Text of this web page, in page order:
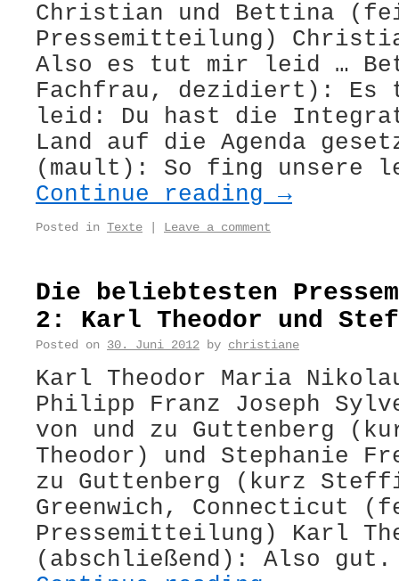
Christian und Bettina
Pressemitteilung)
Also es tut mir leid …
Fachfrau, dezidiert): Es
leid: Du hast die
Land auf die Agenda
(mault): So fing unsere
Continue reading →
Posted in Texte Leave a comment
Die beliebtesten
2: Karl Theodor und
Posted on 30. Juni 2012 by christiane
Karl Theodor Maria
Philipp Franz Joseph
von und zu Guttenberg
Theodor) und Stephanie
zu Guttenberg (kurz
Greenwich, Connecticut
Pressemitteilung) Karl
(abschließend): Also gut.